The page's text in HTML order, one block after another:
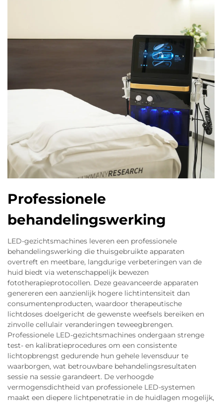
Professionele
behandelingswerking
LED-gezichtsmachines leveren een professionele
behandelingswerking die thuisgebruikte apparaten
overtreft en meetbare, langdurige verbeteringen van de
huid biedt via wetenschappelijk bewezen
fototherapieprotocollen. Deze geavanceerde apparaten
genereren een aanzienlijk hogere lichtintensiteit dan
consumentenproducten, waardoor therapeutische
lichtdoses doelgericht de gewenste weefsels bereiken en
zinvolle cellulair veranderingen teweegbrengen.
Professionele LED-gezichtsmachines ondergaan strenge
test- en kalibratieprocedures om een consistente
lichtopbrengst gedurende hun gehele levensduur te
waarborgen, wat betrouwbare behandelingsresultaten
sessie na sessie garandeert. De verhoogde
vermogensdichtheid van professionele LED-systemen
maakt een diepere lichtpenetratie in de huidlagen mogelijk,